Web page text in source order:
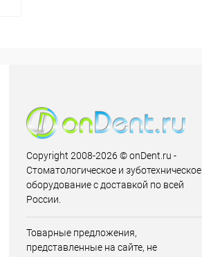
Copyright 2008-2026 © onDent.ru -
Стоматологическое и зуботехническое
оборудование с доставкой по всей
России.
Товарные предложения,
представленные на сайте, не